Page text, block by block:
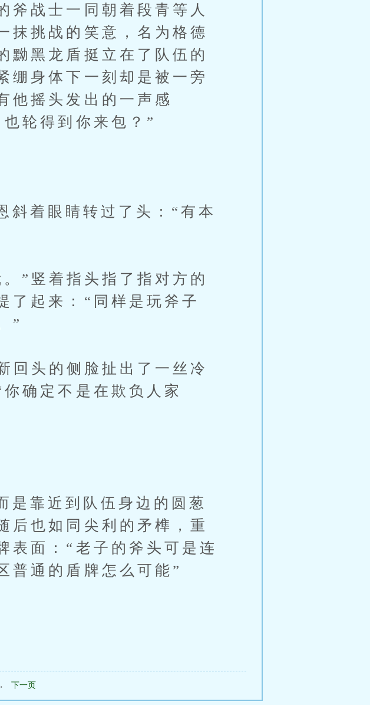
斧战士一同朝着段青等人
抹挑战的笑意，名为格德
黝黑龙盾挺立在了队伍的
绷身体下一刻却是被一旁
他摇头发出的一声感
轮得到你来包？”
着眼睛转过了头：“有本
竖着指头指了指对方的
了起来：“同样是玩斧子
”
头的侧脸扯出了一丝冷
确定不是在欺负人家
靠近到队伍身边的圆葱
后也如同尖利的矛榫，重
表面：“老子的斧头可是连
普通的盾牌怎么可能”
下一页